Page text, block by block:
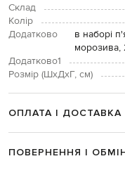
Склад
Колір
Додатково
в наборі
морозива,
Додатково1
Розмір (ШхДхГ, см)
ОПЛАТА І ДОСТАВКА
ПОВЕРНЕННЯ І